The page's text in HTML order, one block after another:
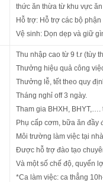
thức ăn thừa từ khu vực
Hỗ trợ: Hỗ trợ các bộ
Vệ sinh: Dọn dẹp và giữ
Thu nhập cao từ 9 t.r (tùy
Thưởng hiệu quả công
Thưởng lễ, tết theo quy
Tháng nghỉ off 3 ngày.
Tham gia BHXH,
Phụ cấp cơm, bữa ăn đầy
Môi trường làm việc tại
Được hỗ trợ đào tạo
Và một số chế độ, quyển
*Ca làm việc: ca thẳng